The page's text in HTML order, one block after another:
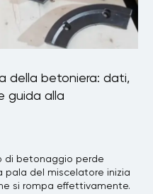
della betoniera: dati,
guida alla
betonaggio perde
del miscelatore inizia
si rompa effettivamente.